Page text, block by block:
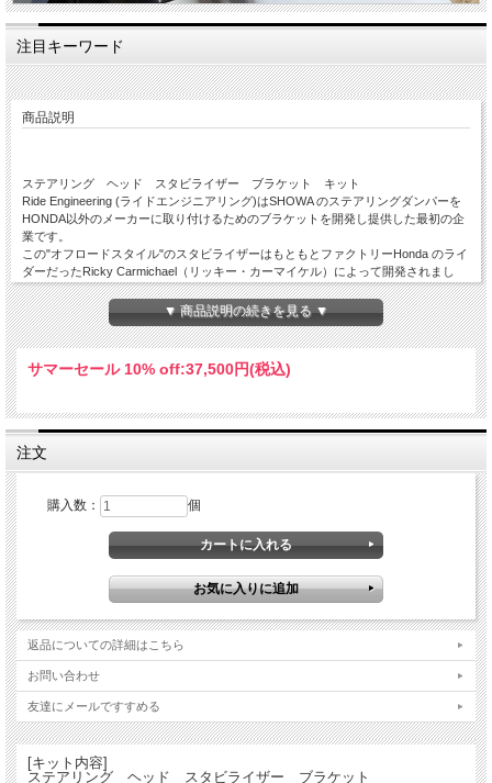
注目キーワード
商品説明
ステアリング ヘッド スタビライザー ブラケット キット
Ride Engineering (ライドエンジニアリング)はSHOWA のステアリングダンパーを
HONDA以外のメーカーに取り付けるためのブラケットを開発し提供した最初の企
業です。
この"オフロードスタイル"のスタビライザーはもともとファクトリーHonda のライ
ダーだったRicky Carmichael（リッキー・カーマイケル）によって開発されまし
た。
最近では多くのGNCC/オフロードライダーは"砂漠スタイル"のステアリングダンパ
ーよりもこの"オフロードスタイル"のセットアップを好んで使用しています。
シンプルなボルトオンで搭載できるブラケットキットは取り付け説明書付（英語の
み）でKTM/Husqvarnaの202023 モトクロス/クロスカントリー/スーパーモトモデ
ルに対応しています。
でご購入いただけます。
▼ 商品説明の続きを見る ▼
サマーセール 10% off:37,500円(税込)
注文
購入数： 個
返品についての詳細はこちら
お問い合わせ
友達にメールですすめる
[キット内容]
ステアリング ヘッド スタビライザー ブラケット